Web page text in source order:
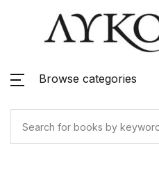
Browse categories